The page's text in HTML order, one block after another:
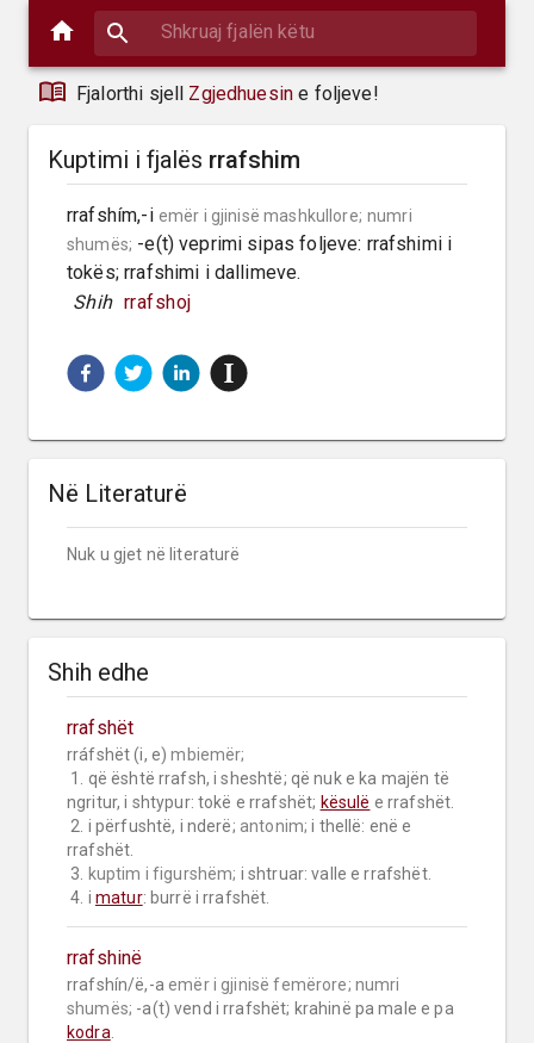
Fjalorthi sjell Zgjedhuesin e foljeve!
Kuptimi i fjalës rrafshim
rrafshím,-i emër i gjinisë mashkullore; numri
shumës; -e(t) veprimi sipas foljeve: rrafshimi i
tokës; rrafshimi i dallimeve.
Shih rrafshoj
Në Literaturë
Nuk u gjet në literaturë
Shih edhe
rrafshët
rráfshët (i, e) mbiemër;
ngritur, i shtypur: tokë e rrafshët; kësulë e rrafshët.
2. i përfushtë, i nderë; antonim; i thellë: enë e
rrafshët.
3.
kuptim i figurshëm; i shtruar: valle e rrafshët.
4. i matur: burrë i rrafshët.
rrafshinë
rrafshín/ë,-a emër i gjinisë femërore; numri
shumës;
kodra